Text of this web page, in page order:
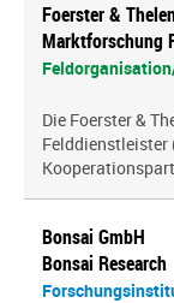
Foerster &
Marktforschung
Die Foerster &
Felddienstleister
Bonsai GmbH
Bonsai Research